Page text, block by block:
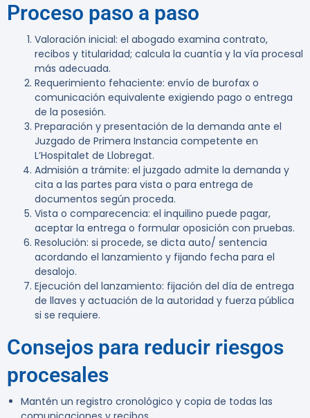
Proceso paso a paso
Valoración inicial: el abogado examina contrato,
recibos y titularidad; calcula la cuantía y la vía procesal
más adecuada.
Requerimiento fehaciente: envío de burofax o
comunicación equivalente exigiendo pago o entrega
de la posesión.
Preparación y presentación de la demanda ante el
Juzgado de Primera Instancia competente en
L’Hospitalet de Llobregat.
Admisión a trámite: el juzgado admite la demanda y
cita a las partes para vista o para entrega de
documentos según proceda.
Vista o comparecencia: el inquilino puede pagar,
aceptar la entrega o formular oposición con pruebas.
Resolución: si procede, se dicta auto/ sentencia
acordando el lanzamiento y fijando fecha para el
desalojo.
Ejecución del lanzamiento: fijación del día de entrega
de llaves y actuación de la autoridad y fuerza pública
si se requiere.
Consejos para reducir riesgos
procesales
Mantén un registro cronológico y copia de todas las